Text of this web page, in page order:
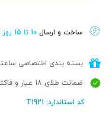
ساخت و ارسال 10 تا 15 روز کاری
بسته بندی اختصاصی
ضمانت طلای 18 عیار و فاکتور رسمی
کد استاندارد: T1921